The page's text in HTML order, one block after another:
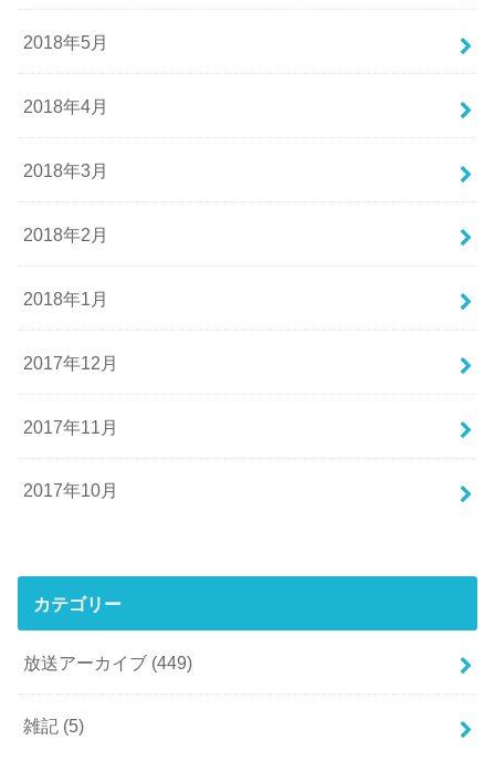
2018年5月
2018年4月
2018年3月
2018年2月
2018年1月
2017年12月
2017年11月
2017年10月
カテゴリー
放送アーカイブ (449)
雑記 (5)